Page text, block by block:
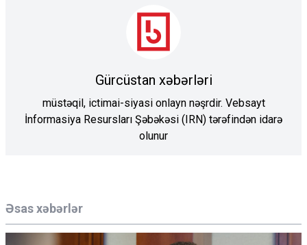
Əsas xəbərlər
Gürcüstan xəbərləri
müstəqil, ictimai-siyasi onlayn nəşrdir. Vebsayt
İnformasiya Resursları Şəbəkəsi (IRN) tərəfindən idarə
olunur